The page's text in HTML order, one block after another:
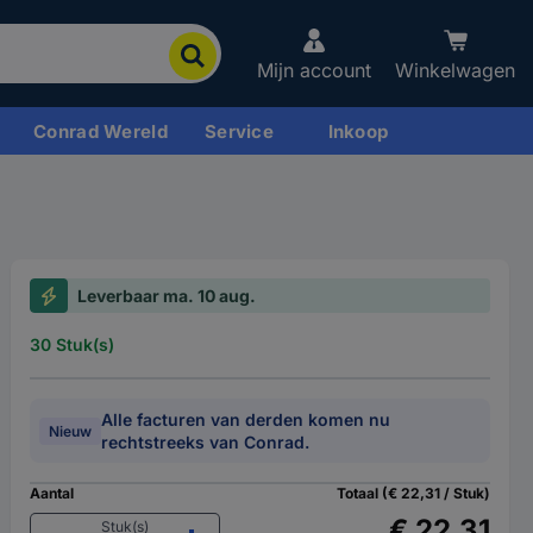
Mijn account Winkelwagen
Conrad Wereld Service Inkoop
Leverbaar ma. 10 aug.
30 Stuk(s)
Nieuw
Alle facturen van derden komen nu
rechtstreeks van Conrad.
Aantal
Stuk(s)
Totaal (€ 22,31 / Stuk)